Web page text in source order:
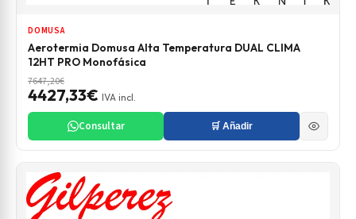
DOMUSA
Aerotermia Domusa Alta Temperatura DUAL CLIMA
12HT PRO Monofásica
7647,20€
4427,33€ IVA incl.
Consultar 🛒 Añadir